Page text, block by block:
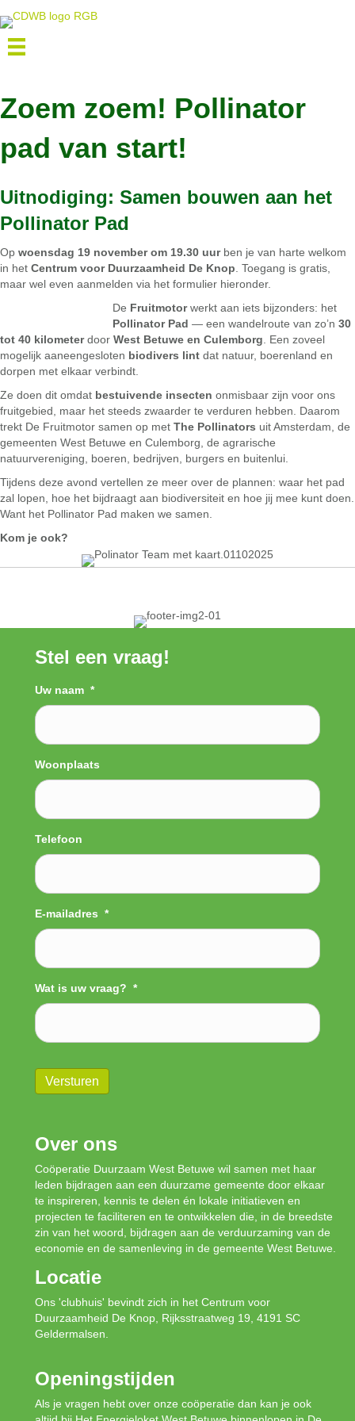
Zoem zoem! Pollinator
pad van start!
Uitnodiging: Samen bouwen aan het
Pollinator Pad
Op woensdag 19 november om 19.30 uurben je van harte welkom
in het Centrum voor Duurzaamheid De Knop. Toegang is gratis,
maar wel even aanmelden via het formulier hieronder.
De Fruitmotorwerkt aan iets bijzonders: het
Pollinator Pad — een wandelroute van zo’n 30
tot 40 kilometerdoor West Betuwe en Culemborg. Een zoveel
mogelijk aaneengesloten biodivers lint dat natuur, boerenland en
dorpen met elkaar verbindt.
Ze doen dit omdat bestuivende insecten onmisbaar zijn voor ons
fruitgebied, maar het steeds zwaarder te verduren hebben. Daarom
trekt De Fruitmotor samen op met The Pollinators uit Amsterdam, de
gemeenten West Betuwe en Culemborg, de agrarische
natuurvereniging, boeren, bedrijven, burgers en buitenlui.
Tijdens deze avond vertellen ze meer over de plannen: waar het pad
zal lopen, hoe het bijdraagt aan biodiversiteit en hoe jij mee kunt doen.
Want het Pollinator Pad maken we samen.
Kom je ook?
Stel een vraag!
Uw naam *
Woonplaats
Telefoon
E-mailadres *
Wat is uw vraag? *
Versturen
Over ons
Coöperatie Duurzaam West Betuwe wil samen met haar
leden bijdragen aan een duurzame gemeente door elkaar
te inspireren, kennis te delen én lokale initiatieven en
projecten te faciliteren en te ontwikkelen die, in de breedste
zin van het woord, bijdragen aan de verduurzaming van de
economie en de samenleving in de gemeente West Betuwe.
Locatie
Ons 'clubhuis' bevindt zich in het Centrum voor
Duurzaamheid De Knop, Rijksstraatweg 19, 4191 SC
Geldermalsen.
Openingstijden
Als je vragen hebt over onze coöperatie dan kan je ook